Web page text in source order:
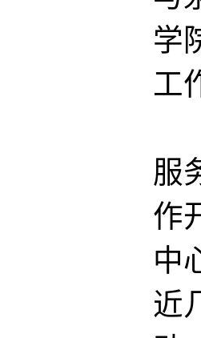
学
工
服
作
中
近